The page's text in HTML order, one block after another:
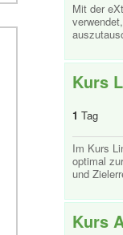
Mit der
Kurs
1 Tag
Im Kurs
optimal
und
Kurs